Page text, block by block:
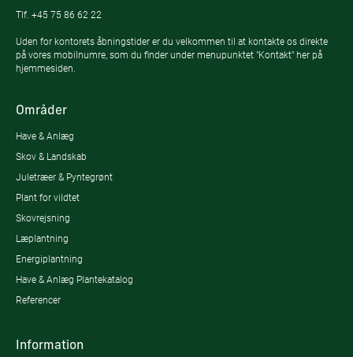
Tlf. +45 75 86 62 22
Uden for kontorets åbningstider er du velkommen til at kontakte os direkte
på vores mobilnumre, som du finder under menupunktet "Kontakt" her på
hjemmesiden.
Områder
Have & Anlæg
Skov & Landskab
Juletræer & Pyntegrønt
Plant for vildtet
Skovrejsning
Læplantning
Energiplantning
Have & Anlæg Plantekatalog
Referencer
Information